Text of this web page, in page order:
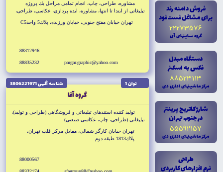
فروش دامنه رند
براى مشاغل فست فود
22273576
گروه سايتهاى آى
دستگاه مبدل
فکس به اسکنر
88523113
مرکز ماشينهاى ادارى دى
شارژ کاتريج پرينتر
در جنوب تهران
55592157
مرکز ماشينهاى ادارى دى
طراحى
نرم افزارهاى کاربردى
مشاوره، طراحى، چاپ، انجام تمامى مراحل يك پروژه
تبليغاتى از ابتدا تا انتها، مشاوره، ايده پردازى، عكاسى، طراحى،
فاكتور مالياتى (هدايا، اجرا، نصب)
تهران خيابان مفتح جنوبى، خيابان ورزنده، پلاك5 واحدC5
pargar.graphic@yahoo.com
88312946
88835232
توان 1 شناسه آگهى 3806221971
گروه آفا
توليد كننده استندهاى تبليغاتى و فروشگاهى (طراحى و توليد)،
تبليغاتى (طراحى، چاپ، عكاسى صنعتي)
تهران خيابان كارگر شمالى، مقابل مركز قلب تهران،
پلاك1813 طبقه دوم
88000567